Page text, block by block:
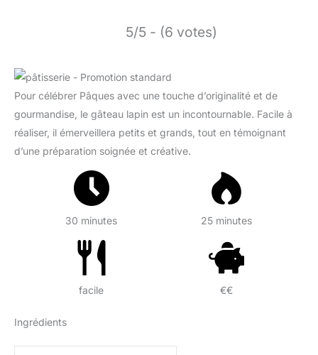
5/5 - (6 votes)
Pour célébrer Pâques avec une touche d’originalité et de
gourmandise, le gâteau lapin est un incontournable. Facile à
réaliser, il émerveillera petits et grands, tout en témoignant
d’une préparation soignée et créative.
30 minutes 25 minutes
facile €€
Ingrédients